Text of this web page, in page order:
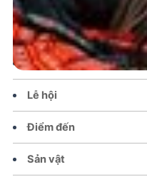
Chính sách
Văn hoá – Đời sống
Lễ hội
Điểm đến
Sản vật